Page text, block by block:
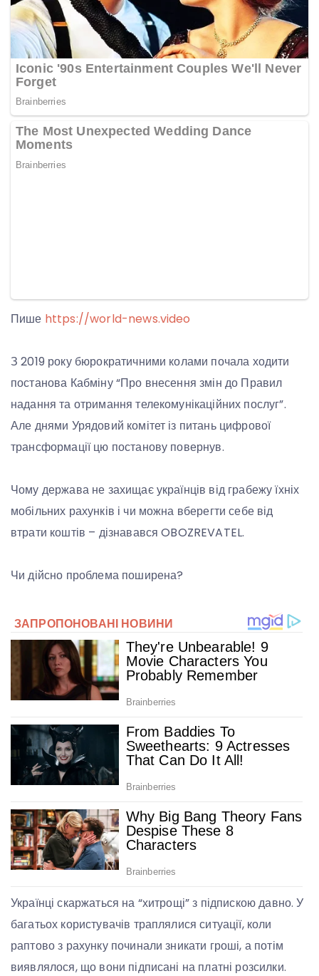
Пише https://world-news.video
З 2019 року бюрократичними колами почала ходити
постанова Кабміну “Про внесення змін до Правил
надання та отримання телекомунікаційних послуг”.
Але днями Урядовий комітет із питань цифрової
трансформації цю постанову повернув.
Чому держава не захищає українців від грабежу їхніх
мобільних рахунків і чи можна вберегти себе від
втрати коштів – дізнавався OBOZREVATEL.
Чи дійсно проблема поширена?
Українці скаржаться на “хитрощі” з підпискою давно. У
багатьох користувачів траплялися ситуації, коли
раптово з рахунку починали зникати гроші, а потім
виявлялося, що вони підписані на платні розсилки.